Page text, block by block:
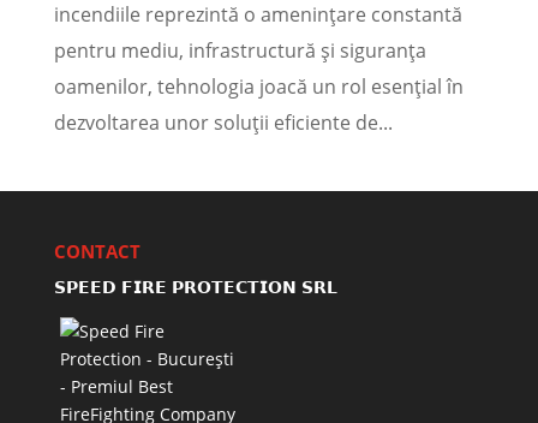
incendiile reprezintă o amenințare constantă
pentru mediu, infrastructură și siguranța
oamenilor, tehnologia joacă un rol esențial în
dezvoltarea unor soluții eficiente de...
CONTACT
𝗦𝗣𝗘𝗘𝗗 𝗙𝗜𝗥𝗘 𝗣𝗥𝗢𝗧𝗘𝗖𝗧𝗜𝗢𝗡 𝗦𝗥𝗟